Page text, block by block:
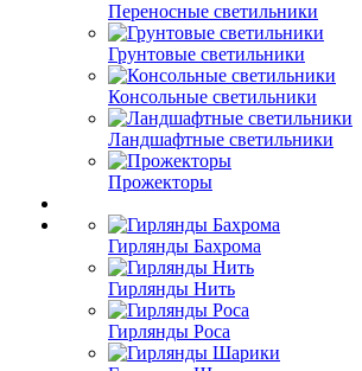
Переносные светильники
Грунтовые светильники
Консольные светильники
Ландшафтные светильники
Прожекторы
Гирлянды Бахрома
Гирлянды Нить
Гирлянды Роса